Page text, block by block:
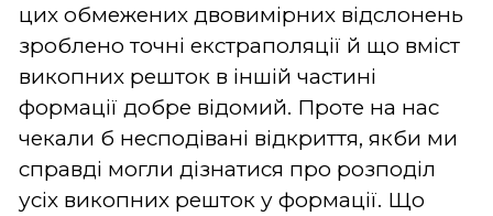
цих обмежених двовимірних відслонень
зроблено точні екстраполяції й що вміст
викопних решток в іншій частині
формації добре відомий. Проте на нас
чекали б несподівані відкриття, якби ми
справді могли дізнатися про розподіл
усіх викопних решток у формації. Що